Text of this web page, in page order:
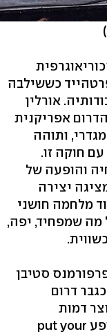
כששילבה
אורלין
אפריקנית
ותוהה
חוקה זו.
והופעה של
יצירה
מלחמה חושני
מה שמפחיד, יפה,
סטיבן
דרום
דמות
פרפורמטיבית מכל אותן זהויות. המופע put your